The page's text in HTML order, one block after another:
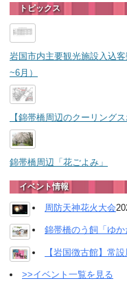
トピックス
岩国市内主要観光施設入込
~6月）
【錦帯橋周辺のクーリング
錦帯橋周辺「花ごよみ」
イベント情報
周防天神花火大会
錦帯橋のう飼「ゆか
【岩国徴古館】常
>>イベント一覧を見る